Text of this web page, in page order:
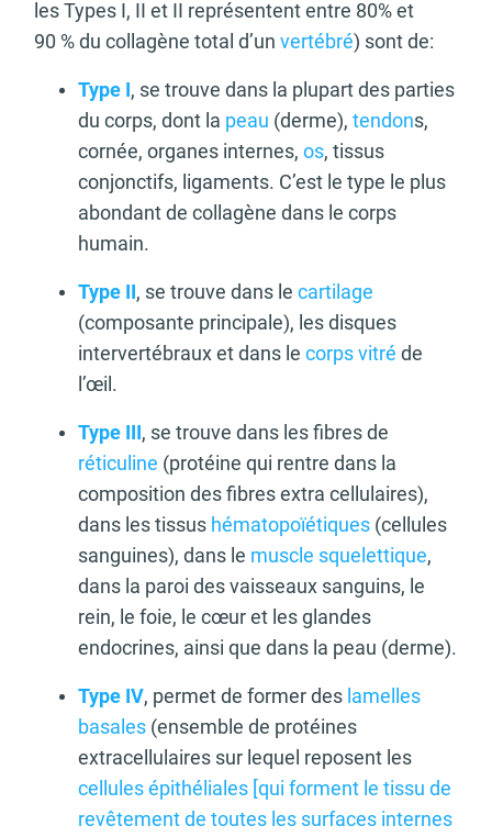
les Types I, II et II représentent entre 80% et
90 % du collagène total d’un vertébré) sont de:
Type I, se trouve dans la plupart des parties
du corps, dont la peau (derme), tendons,
cornée, organes internes, os, tissus
conjonctifs, ligaments. C’est le type le plus
abondant de collagène dans le corps
humain.
Type II, se trouve dans le cartilage
(composante principale), les disques
intervertébraux et dans le corps vitré de
l’œil.
Type III, se trouve dans les fibres de
réticuline (protéine qui rentre dans la
composition des fibres extra cellulaires),
dans les tissus hématopoïétiques (cellules
sanguines), dans le muscle squelettique,
dans la paroi des vaisseaux sanguins, le
rein, le foie, le cœur et les glandes
endocrines, ainsi que dans la peau (derme).
Type IV, permet de former des lamelles
basales (ensemble de protéines
extracellulaires sur lequel reposent les
cellules épithéliales [qui forment le tissu de
revêtement de toutes les surfaces internes